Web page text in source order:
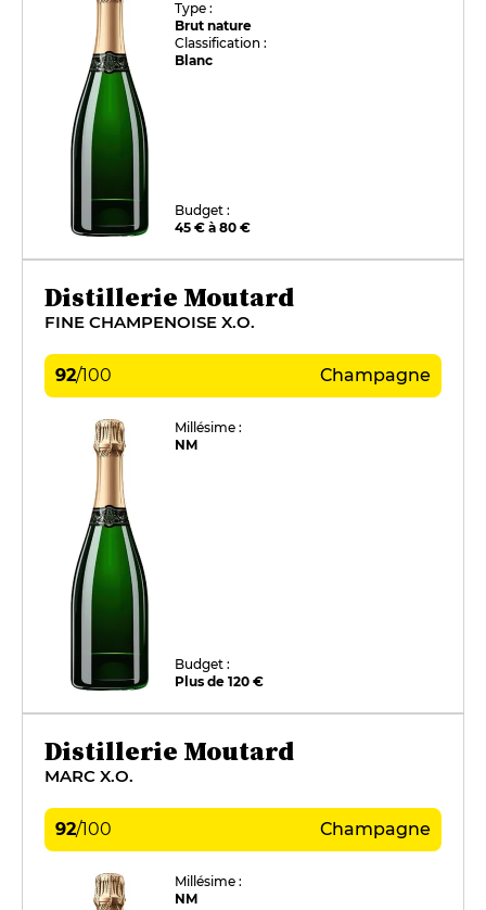
Type :
Brut nature
Classification :
Blanc
Budget :
45 € à 80 €
Distillerie Moutard
FINE CHAMPENOISE X.O.
92/100 Champagne
Millésime :
NM
Budget :
Plus de 120 €
Distillerie Moutard
MARC X.O.
92/100 Champagne
Millésime :
NM